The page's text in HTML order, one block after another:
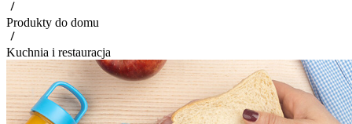
Produkty do domu
Kuchnia i restauracja